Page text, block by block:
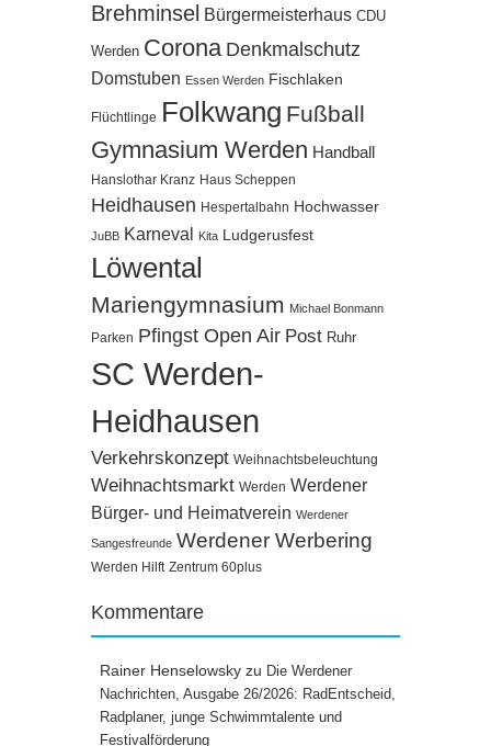
Brehminsel Bürgermeisterhaus CDU
Werden Corona Denkmalschutz
Domstuben Essen Werden Fischlaken
Flüchtlinge Folkwang Fußball
Gymnasium Werden Handball
Hanslothar Kranz Haus Scheppen
Heidhausen Hespertalbahn Hochwasser
JuBB Karneval Kita Ludgerusfest
Löwental
Mariengymnasium Michael Bonmann
Parken Pfingst Open Air Post Ruhr
SC Werden-
Heidhausen
Verkehrskonzept Weihnachtsbeleuchtung
Weihnachtsmarkt Werden Werdener
Bürger- und Heimatverein Werdener
Sangesfreunde Werdener Werbering
Werden Hilft Zentrum 60plus
Kommentare
Rainer Henselowsky zu Die Werdener
Nachrichten, Ausgabe 26/2026: RadEntscheid,
Radplaner, junge Schwimmtalente und
Festivalförderung